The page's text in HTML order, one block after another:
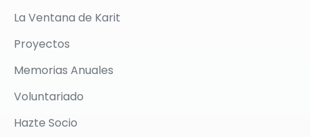
La Ventana de Karit
Proyectos
Memorias Anuales
Voluntariado
Hazte Socio